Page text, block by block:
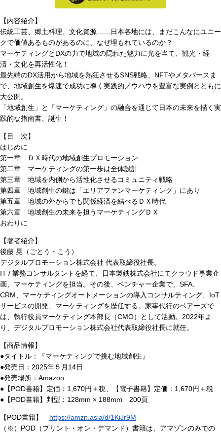
【内容紹介】
伝統工芸、郷土料理、文化資源……日本各地には、まだこんなにユニー
クで価値あるものがあるのに、なぜ埋もれているのか？
マーケティングとDXの力で地域の隠れた魅力に光を当て、観光・経
済・文化を再活性化！
最先端のDX活用から地域を熱狂させるSNS戦略、NFTやメタバースま
で、地域創生を爆速で成功に導く実践的ノウハウを豊富な実例とともに
大公開。
「地域創生」と「マーケティング」の融合を通じて日本の未来を描く実
践的な指南書、誕生！
【目 次】
はじめに
第一章 ＤＸ時代の地域創生プロモーション
第二章 マーケティングの第一歩は全体設計
第三章 地域を内側から活性化させるコミュニティ戦略
第四章 地域創生の鍵は「エリアファンマーケティング」にあり
第五章 地域の外からでも関係経済を結べるＤＸ時代
第六章 地域創生の未来を担うマーケティングＤＸ
おわりに
【著者紹介】
後藤 晃（ごとう・こう）
デジタルプロモーション株式会社 代表取締役社長。
IT / 業務コンサルタントを経て、日本製鉄株式会社にてクラウド事業企
画、マーケティングを担当。その後、ベンチャー企業で、SFA、
CRM、マーケティングオートメーションの導入コンサルティング、IoT
サービスの開発、マーケティングを歴任する。家事代行のベアーズで
は、執行役員マーケティング本部長（CMO）として活動。2022年よ
り、デジタルプロモーション株式会社代表取締役社長に就任。
【商品情報】
●タイトル：『マーケティングで挑む地域創生』
●発売日：2025年５月14日
●発売場所：Amazon
●【POD書籍】定価：1,670円＋税、【電子書籍】定価：1,670円＋税
●【POD書籍】判型：128mm × 188mm 200頁
【POD書籍】 https://amzn.asia/d/1KiJr9M
（※）POD（プリント・オン・デマンド）書籍は、アマゾンのみでの